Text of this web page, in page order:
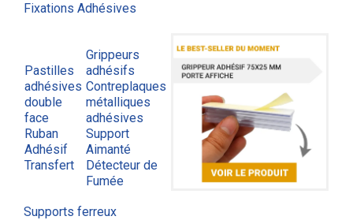
Fixations Adhésives
Pastilles
adhésives
double
face
Ruban
Adhésif
Transfert
Grippeurs
adhésifs
Contreplaques
métalliques
adhésives
Support
Aimanté
Détecteur de
Fumée
Supports ferreux